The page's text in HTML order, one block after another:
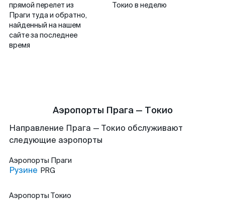
прямой перелет из
Праги туда и обратно,
найденный на нашем
сайте за последнее
время
Токио в неделю
Аэропорты Прага — Токио
Направление Прага — Токио обслуживают
следующие аэропорты
Аэропорты Праги
Рузине PRG
Аэропорты Токио